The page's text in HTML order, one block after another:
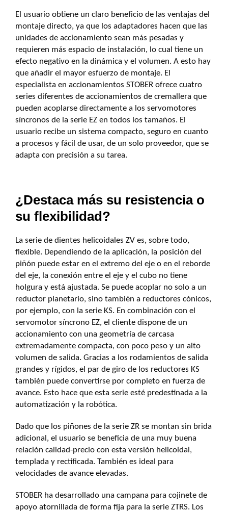
El usuario obtiene un claro beneficio de las ventajas del
montaje directo, ya que los adaptadores hacen que las
unidades de accionamiento sean más pesadas y
requieren más espacio de instalación, lo cual tiene un
efecto negativo en la dinámica y el volumen. A esto hay
que añadir el mayor esfuerzo de montaje. El
especialista en accionamientos STOBER ofrece cuatro
series diferentes de accionamientos de cremallera que
pueden acoplarse directamente a los servomotores
síncronos de la serie EZ en todos los tamaños. El
usuario recibe un sistema compacto, seguro en cuanto
a procesos y fácil de usar, de un solo proveedor, que se
adapta con precisión a su tarea.
¿Destaca más su resistencia o
su flexibilidad?
La serie de dientes helicoidales ZV es, sobre todo,
flexible. Dependiendo de la aplicación, la posición del
piñón puede estar en el extremo del eje o en el reborde
del eje, la conexión entre el eje y el cubo no tiene
holgura y está ajustada. Se puede acoplar no solo a un
reductor planetario, sino también a reductores cónicos,
por ejemplo, con la serie KS. En combinación con el
servomotor síncrono EZ, el cliente dispone de un
accionamiento con una geometría de carcasa
extremadamente compacta, con poco peso y un alto
volumen de salida. Gracias a los rodamientos de salida
grandes y rígidos, el par de giro de los reductores KS
también puede convertirse por completo en fuerza de
avance. Esto hace que esta serie esté predestinada a la
automatización y la robótica.
Dado que los piñones de la serie ZR se montan sin brida
adicional, el usuario se beneficia de una muy buena
relación calidad-precio con esta versión helicoidal,
templada y rectificada. También es ideal para
velocidades de avance elevadas.
STOBER ha desarrollado una campana para cojinete de
apoyo atornillada de forma fija para la serie ZTRS. Los